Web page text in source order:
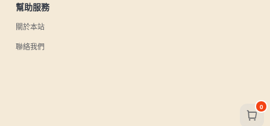
幫助服務
關於本站
聯絡我們
0